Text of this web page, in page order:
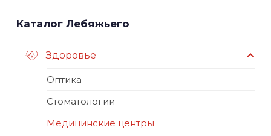
Каталог Лебяжьего
Здоровье
Оптика
Стоматологии
Медицинские центры